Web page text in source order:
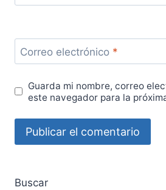
Correo electrónico *
Guarda mi nombre, correo
este navegador para la
Buscar